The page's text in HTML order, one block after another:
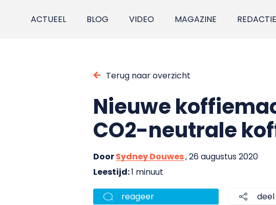
ACTUEEL BLOG VIDEO MAGAZINE REDACTIE
Terug naar overzicht
Nieuwe
CO2-neutrale
DoorSydney Douwes, 26 augustus 2020
Leestijd:1 minuut
reageer deel